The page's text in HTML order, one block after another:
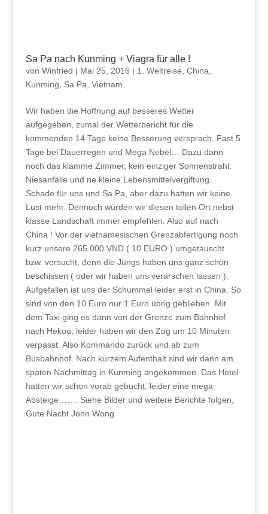
Sa Pa nach Kunming + Viagra für alle !
von Winfried | Mai 25, 2016 | 1. Weltreise China
Kunming
Sa Pa Vietnam
Wir haben die Hoffnung auf besseres Wetter
aufgegeben, zumal der Wetterbericht für die
kommenden 14 Tage keine Besserung versprach. Fast 5
Tage bei Dauerregen und Mega Nebel… Dazu dann
noch das klamme Zimmer, kein einziger Sonnenstrahl,
Niesanfälle und ne kleine Lebensmittelvergiftung.
Schade für uns und Sa Pa, aber dazu hatten wir keine
Lust mehr. Dennoch würden wir diesen tollen Ort nebst
klasse Landschaft immer empfehlen. Also auf nach
China ! Vor der vietnamesischen Grenzabfertigung noch
kurz unsere 265.000 VND ( 10 EURO ) umgetauscht
bzw. versucht, denn die Jungs haben uns ganz schön
beschissen ( oder wir haben uns verarschen lassen ).
Aufgefallen ist uns der Schummel leider erst in China. So
sind von den 10 Euro nur 1 Euro übrig geblieben. Mit
dem Taxi ging es dann von der Grenze zum Bahnhof
nach Hekou, leider haben wir den Zug um 10 Minuten
verpasst. Also Kommando zurück und ab zum
Busbahnhof. Nach kurzem Aufenthalt sind wir dann am
späten Nachmittag in Kunming angekommen. Das Hotel
hatten wir schon vorab gebucht, leider eine mega
Absteige……. Siehe Bilder und weitere Berichte folgen,
Gute Nacht John Wong